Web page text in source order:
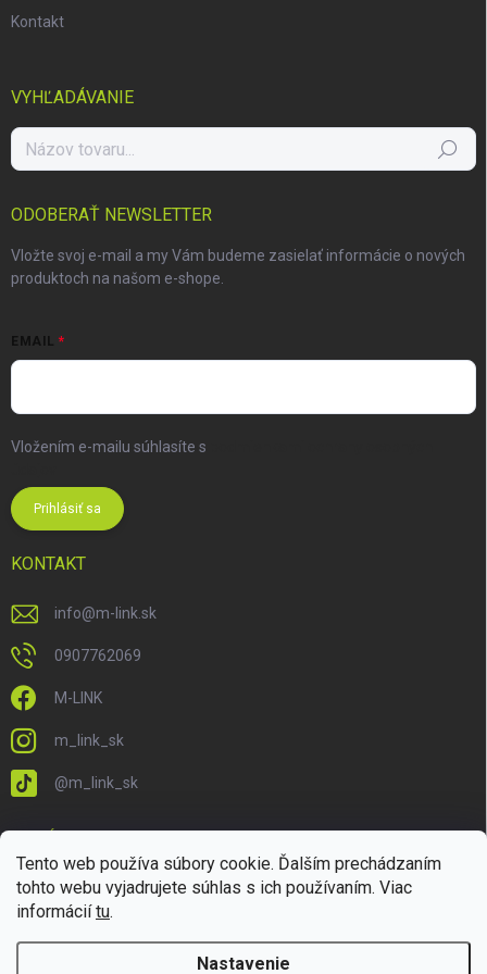
Tento web používa súbory cookie. Ďalším prechádzaním
tohto webu vyjadrujete súhlas s ich používaním. Viac
informáciítu.
Nastavenie
Kontakt
VYHĽADÁVANIE
Hľadať
ODOBERAŤ NEWSLETTER
Vložte svoj e-mail a my Vám budeme zasielať informácie o nových
produktoch na našom e-shope.
EMAIL
Vložením e-mailu súhlasíte s
Prihlásiť sa
KONTAKT
info@m-link.sk
0907762069
M-LINK
m_link_sk
@m_link_sk